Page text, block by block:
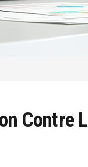
Contre